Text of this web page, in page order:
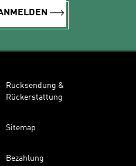
Rücksendung &
Rückerstattung
Sitemap
Bezahlung